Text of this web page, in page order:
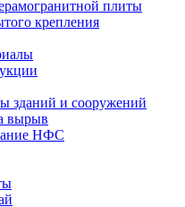
плиты
крепления
зданий и сооружений
вырыв
НФС